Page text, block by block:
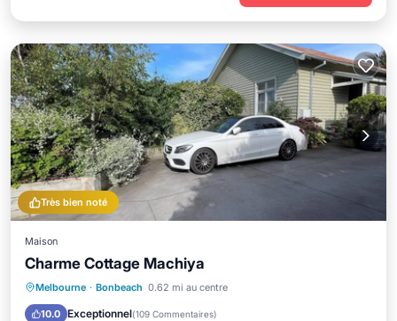
Très bien noté
Maison
Charme Cottage Machiya
Melbourne · Bonbeach 0.62 mi au centre
10.0 Exceptionnel(109 Commentaires)
Front de mer
Parking
Vue sur l’océan
Balcon/Terrasse